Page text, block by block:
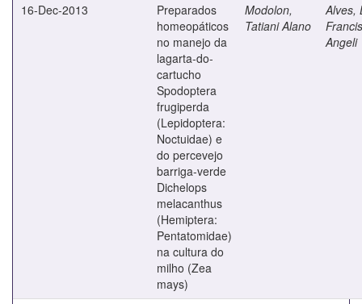
16-Dec-2013
Preparados
homeopáticos
no manejo da
lagarta-do-
cartucho
Spodoptera
frugiperda
(Lepidoptera:
Noctuidae) e
do percevejo
barriga-verde
Dichelops
melacanthus
(Hemiptera:
Pentatomidae)
na cultura do
milho (Zea
mays)
Modolon,
Tatiani Alano
Alves,
Angeli